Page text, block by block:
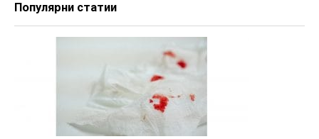
Популярни статии